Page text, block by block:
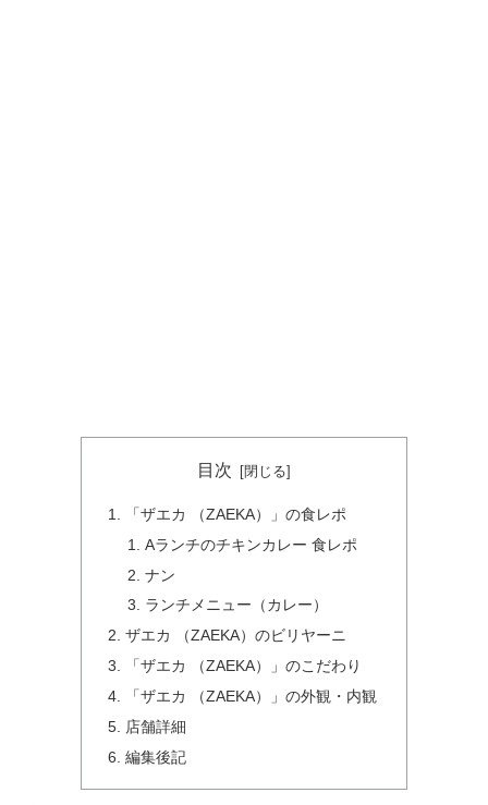
目次
「ザエカ （ZAEKA）」の食レポ
Aランチのチキンカレー 食レポ
ナン
ランチメニュー（カレー）
ザエカ （ZAEKA）のビリヤーニ
「ザエカ （ZAEKA）」のこだわり
「ザエカ （ZAEKA）」の外観・内観
店舗詳細
編集後記